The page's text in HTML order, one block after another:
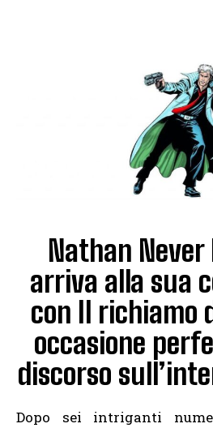
Nathan
arriva alla sua
con Il richiamo
occasione
discorso
Dopo sei intriganti